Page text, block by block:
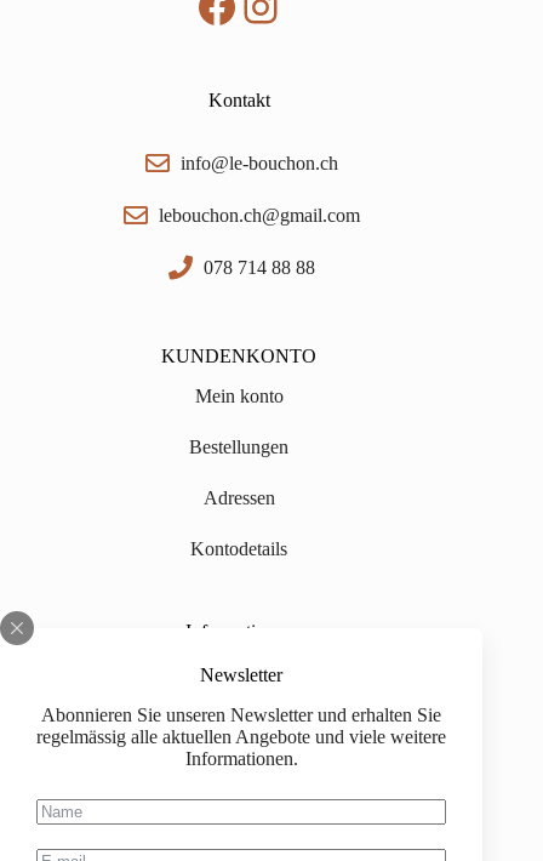
Newsletter
Abonnieren Sie unseren Newsletter und erhalten Sie
regelmässig alle aktuellen Angebote und viele weitere
Informationen.
Kontakt
info@le-bouchon.ch
lebouchon.ch@gmail.com
078 714 88 88
KUNDENKONTO
Mein konto
Bestellungen
Adressen
Kontodetails
Informationen
Über uns
Impressum
Kaufinformationen